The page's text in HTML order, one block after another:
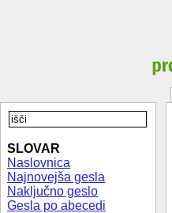
SLOVAR
Naslovnica
Najnovejša gesla
Naključno geslo
Gesla po abecedi